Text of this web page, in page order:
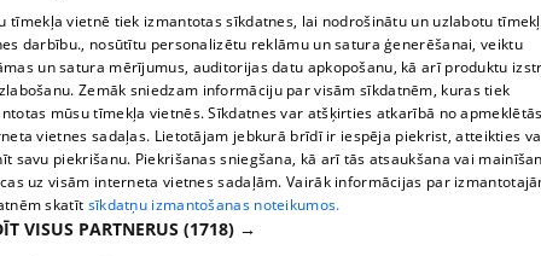
комментариев
TВ-программа
Условия договора
360 Ziņu kontakti
Helio Media
Служба помощи портала: э-почта -
tīmekļa vietnē tiek izmantotas sīkdatnes, lai nodrošinātu un uzlabotu
darbību., nosūtītu personalizētu reklāmu un satura ģenerēšanai, veiktu
un satura mērījumus, auditorijas datu apkopošanu, kā arī produktu
Zemāk sniedzam informāciju par visām sīkdatnēm, kuras tiek
mūsu tīmekļa vietnēs. Sīkdatnes var atšķirties atkarībā no
vietnes sadaļas. Lietotājam jebkurā brīdī ir iespēja piekrist, atteikties
savu piekrišanu. Piekrišanas sniegšana, kā arī tās atsaukšana vai
uz visām interneta vietnes sadaļām. Vairāk informācijas par
skatīt sīkdatņu izmantošanas noteikumos.
VISUS PARTNERUS (1718) →